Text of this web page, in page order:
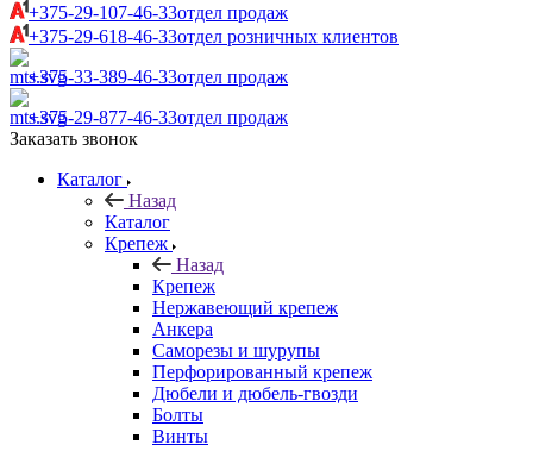
+375-29-107-46-33отдел продаж
+375-29-618-46-33отдел розничных клиентов
+375-33-389-46-33отдел продаж
+375-29-877-46-33отдел продаж
Заказать звонок
Каталог
Назад
Каталог
Крепеж
Назад
Крепеж
Нержавеющий крепеж
Анкера
Саморезы и шурупы
Перфорированный крепеж
Дюбели и дюбель-гвозди
Болты
Винты